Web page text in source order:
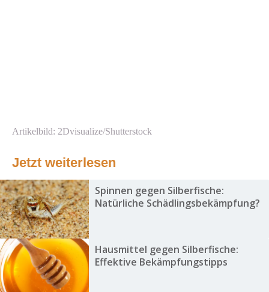
Artikelbild: 2Dvisualize/Shutterstock
Jetzt weiterlesen
Spinnen gegen Silberfische:
Natürliche Schädlingsbekämpfung?
Hausmittel gegen Silberfische:
Effektive Bekämpfungstipps